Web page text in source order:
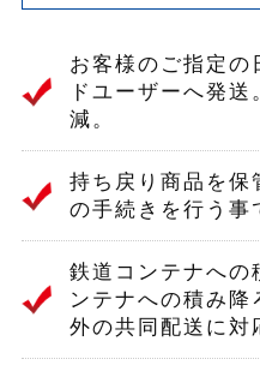
お客様のご指定の
ドユーザーへ発
減。
持ち戻り商品を保
の手続きを行う事
鉄道コンテナへの
ンテナへの積み降
外の共同配送に対